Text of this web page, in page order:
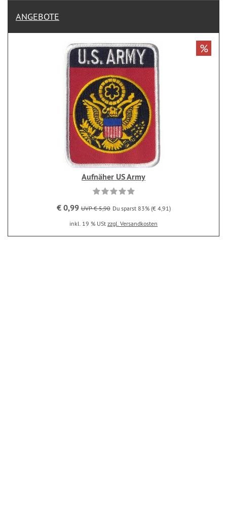
ANGEBOTE
Aufnäher US Army
€ 0,99 UVP € 5,90 Du sparst 83% (€ 4,91)
inkl. 19 % USt zzgl. Versandkosten
%